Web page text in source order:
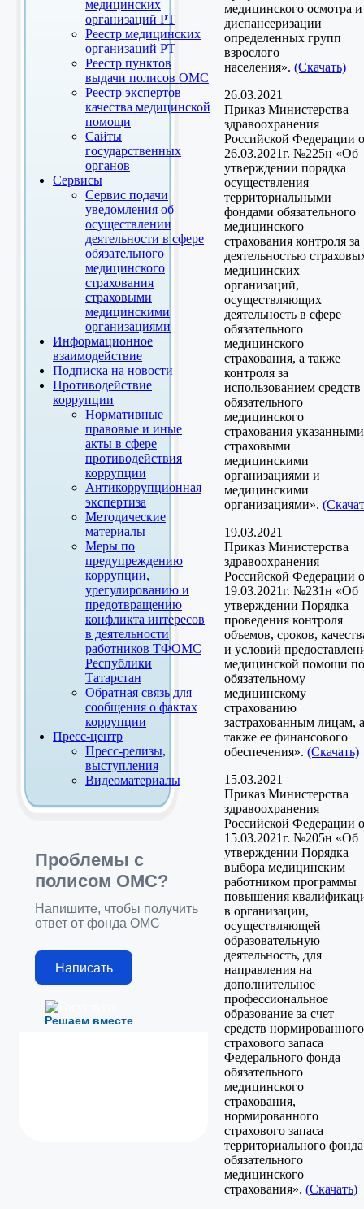
медицинских
организаций РТ
Реестр медицинских
организаций РТ
Реестр пунктов
выдачи полисов ОМС
Реестр экспертов
качества медицинской
помощи
Сайты
государственных
органов
Сервисы
Сервис подачи
уведомления об
осуществлении
деятельности в сфере
обязательного
медицинского
страхования
страховыми
медицинскими
организациями
Информационное
взаимодействие
Подписка на новости
Противодействие
коррупции
Нормативные
правовые и иные
акты в сфере
противодействия
коррупции
Антикоррупционная
экспертиза
Методические
материалы
Меры по
предупреждению
коррупции,
урегулированию и
предотвращению
конфликта интересов
в деятельности
работников ТФОМС
Республики
Татарстан
Обратная связь для
сообщения о фактах
коррупции
Пресс-центр
Пресс-релизы,
выступления
Видеоматериалы
Решаем вместе
Проблемы с
полисом ОМС?
Напишите, чтобы получить
ответ от фонда ОМС
Написать
медицинского осмотра и
диспансеризации
определенных групп
взрослого
населения». (Скачать)
26.03.2021
Приказ Министерства
здравоохранения
Российской Федерации
26.03.2021г. №225н «Об
утверждении порядка
осуществления
территориальными
фондами обязательного
медицинского
страхования контроля за
деятельностью
медицинских
организаций,
осуществляющих
деятельность в сфере
обязательного
медицинского
страхования, а также
контроля за
использованием средств
обязательного
медицинского
страхования указанными
страховыми
медицинскими
организациями и
медицинскими
организациями».
19.03.2021
Приказ Министерства
здравоохранения
Российской Федерации
19.03.2021г. №231н «Об
утверждении Порядка
проведения контроля
объемов, сроков,
и условий
медицинской помощи по
обязательному
медицинскому
страхованию
застрахованным лицам, а
также ее финансового
обеспечения». (Скачать)
15.03.2021
Приказ Министерства
здравоохранения
Российской Федерации
15.03.2021г. №205н «Об
утверждении Порядка
выбора медицинским
работником программы
повышения
в организации,
осуществляющей
образовательную
деятельность, для
направления на
дополнительное
профессиональное
образование за счет
средств нормированного
страхового запаса
Федерального фонда
обязательного
медицинского
страхования,
нормированного
страхового запаса
территориального фонда
обязательного
медицинского
страхования». (Скачать)